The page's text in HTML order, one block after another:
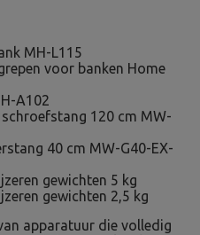
MH-L115
voor banken Home
A102
120 cm MW-
40 cm MW-G40-EX-
gewichten 5 kg
gewichten 2,5 kg
apparatuur die volledig